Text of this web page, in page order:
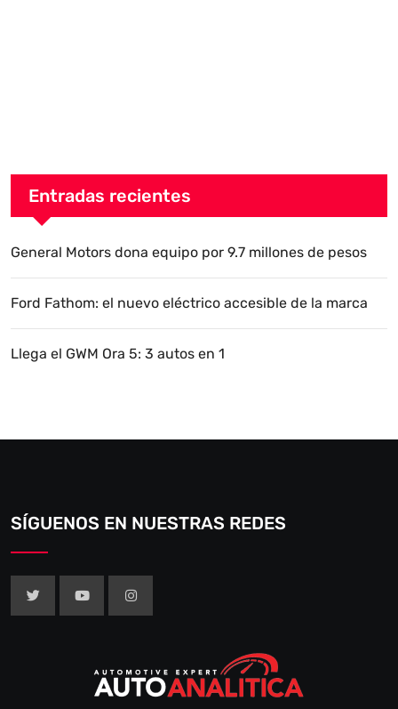
Entradas recientes
General Motors dona equipo por 9.7 millones de pesos
Ford Fathom: el nuevo eléctrico accesible de la marca
Llega el GWM Ora 5: 3 autos en 1
SÍGUENOS EN NUESTRAS REDES